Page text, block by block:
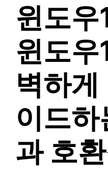
윈도
윈도우
벽하게
이드하
과 호